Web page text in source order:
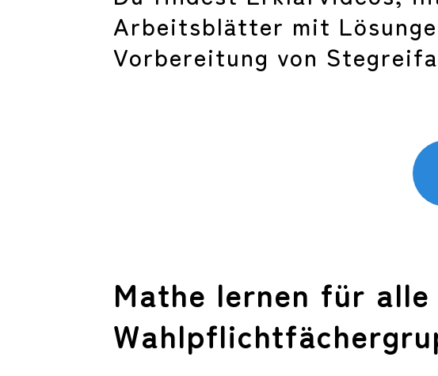
Arbeitsblätter mit
Vorbereitung von
Mathe lernen für alle